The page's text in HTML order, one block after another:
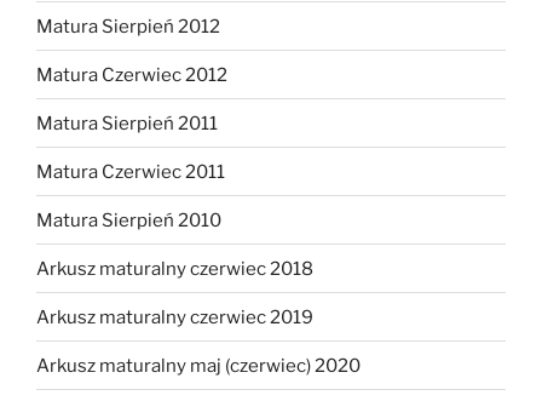
Matura Sierpień 2012
Matura Czerwiec 2012
Matura Sierpień 2011
Matura Czerwiec 2011
Matura Sierpień 2010
Arkusz maturalny czerwiec 2018
Arkusz maturalny czerwiec 2019
Arkusz maturalny maj (czerwiec) 2020